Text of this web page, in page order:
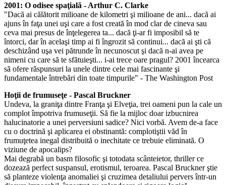
2001: O odisee spaţială - Arthur C. Clarke
"Dacă ai călătorit milioane de kilometri şi milioane de ani... dacă ai
ajuns în faţa unei uşi care a fost creată în mod clar de cineva sau
ceva mai presus de înţelegerea ta... dacă ţi-ar fi imposibil să te
întorci, dar în acelaşi timp ai fi îngrozit să continui... dacă ai şti că
deschizând uşa vei pătrunde în necunoscut şi dacă n-ai avea pe
nimeni cu care să te sfătuieşti... i-ai trece oare pragul? 2001 încearca
să ofere răspunsuri la unele dintre cele mai fascinante şi
fundamentale întrebări din toate timpurile" - The Washington Post
Hoţii de frumuseţe - Pascal Bruckner
Undeva, la graniţa dintre Franţa şi Elveţia, trei oameni pun la cale un
complot împotriva frumuseţii. Să fie la mijloc doar izbucnirea
halucinatorie a unei perversiuni sadice? Nici vorbă. Avem de-a face
cu o doctrină şi aplicarea ei obstinantă: complotiştii văd în
frumuţetea inegal distribuită o inechitate ce trebuie eliminată. O
viziune de apocalips?
Mai degrabă un basm filosofic şi totodata scânteietor, thriller ce
dozează perfect suspansul, erotismul, teroarea. Pascal Bruckner ştie
să planteze violenţa anomaliei şi cruzimea detaliului pervers într-un